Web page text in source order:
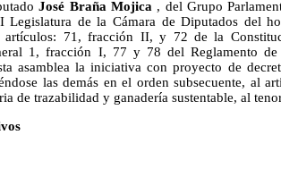
José Braña Mojica , del Grupo
de la Cámara de Diputados del
artículos: 71, fracción II, y 72 de la
1, fracción I, 77 y 78 del Reglamento de
asamblea la iniciativa con proyecto de
las demás en el orden subsecuente, al
de trazabilidad y ganadería sustentable, al